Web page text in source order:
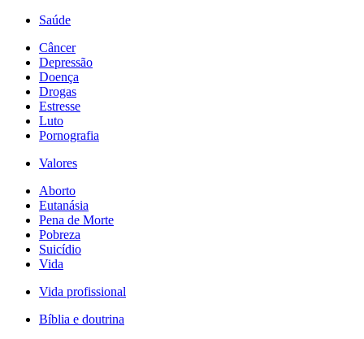
Saúde
Câncer
Depressão
Doença
Drogas
Estresse
Luto
Pornografia
Valores
Aborto
Eutanásia
Pena de Morte
Pobreza
Suicídio
Vida
Vida profissional
Bíblia e doutrina